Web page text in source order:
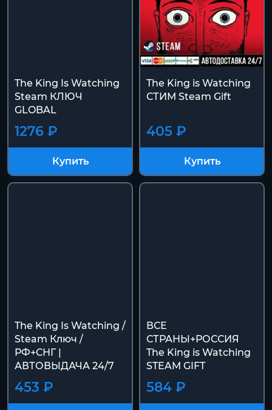
The King Is Watching
Steam КЛЮЧ
GLOBAL
1276 ₽
Купить
The King is Watching
СТИМ Steam Gift
405 ₽
Купить
The King Is Watching /
Steam Ключ /
РФ+СНГ |
АВТОВЫДАЧА 24/7
453 ₽
ВСЕ
СТРАНЫ+РОССИЯ
The King is Watching
STEAM GIFT
584 ₽